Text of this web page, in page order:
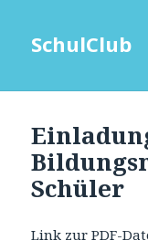
SchulClub
Schüler
Link zur PDF-